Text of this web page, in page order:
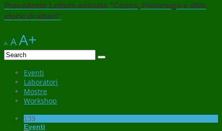
Precedente Lettura animata "Cocos, Pinomugo e altre
storie di alberi"
A- AA+
Eventi
Laboratori
Mostre
Workshop
139
Eventi